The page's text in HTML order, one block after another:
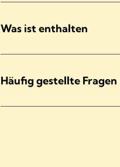
Was ist enthalten
Häufig gestellte Fragen